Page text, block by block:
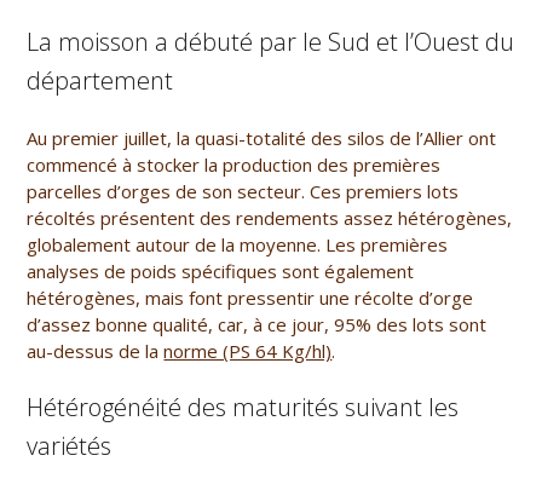
La moisson a débuté par le Sud et l’Ouest du
département
Au premier juillet, la quasi-totalité des silos de l’Allier ont
commencé à stocker la production des premières
parcelles d’orges de son secteur. Ces premiers lots
récoltés présentent des rendements assez hétérogènes,
globalement autour de la moyenne. Les premières
analyses de poids spécifiques sont également
hétérogènes, mais font pressentir une récolte d’orge
d’assez bonne qualité, car, à ce jour, 95% des lots sont
au-dessus de lanorme (PS 64 Kg/hl).
Hétérogénéité des maturités suivant les
variétés